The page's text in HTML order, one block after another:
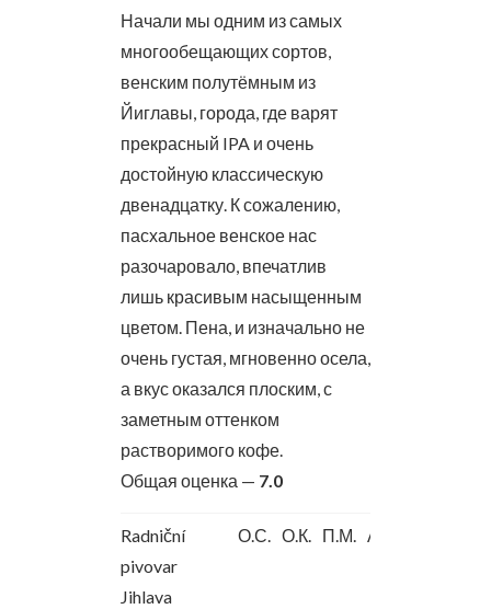
Начали мы одним из самых
многообещающих сортов,
венским полутёмным из
Йиглавы, города, где варят
прекрасный IPA и очень
достойную классическую
двенадцатку. К сожалению,
пасхальное венское нас
разочаровало, впечатлив
лишь красивым насыщенным
цветом. Пена, и изначально не
очень густая, мгновенно осела,
а вкус оказался плоским, с
заметным оттенком
растворимого кофе.
Общая оценка — 7.0
Radniční
pivovar
Jihlava
О.С. О.К. П.М. А.Ш.